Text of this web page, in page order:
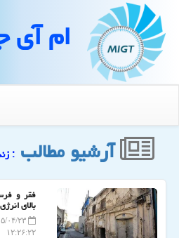
ام آی
آرشیو مطالب :
فقر و
بالای
۱۴۰۵/
۱۲:۲۶:۲۲